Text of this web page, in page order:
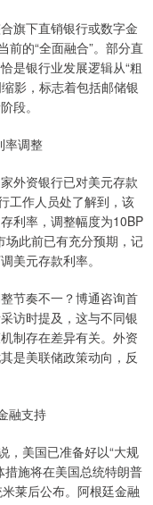
旗下直销银行或数字金
前的“全面融合”。部分直
是银行业发展逻辑从“粗
影，标志着包括邮储银
段。
率调整
外资银行已对美元存款
工作人员处了解到，该
利率，调整幅度为10BP
场此前已有充分预期，记
美元存款利率。
节奏不一？博通咨询首
访时提及，这与不同银
制存在差异有关。外资
是美联储政策动向，反
融支持
，美国已准备好以“大规
措施将在美国总统特朗普
莱后公布。阿根廷金融